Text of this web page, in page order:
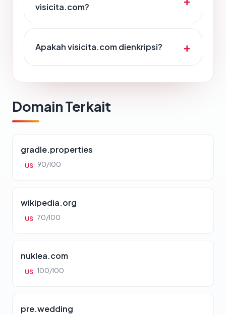
visicita.com?
Apakah visicita.com dienkripsi?
Domain Terkait
gradle.properties
US 90/100
wikipedia.org
US 70/100
nuklea.com
US 100/100
pre.wedding